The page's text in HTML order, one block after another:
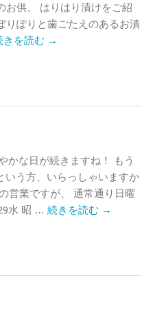
供、 はりはり漬けをご紹
ぽりと歯ごたえのあるお漬
きを読む →
かな日が続きますね！ もう
いう方、いらっしゃいますか
営業ですが、 通常通り日曜
水 昭 … 続きを読む →